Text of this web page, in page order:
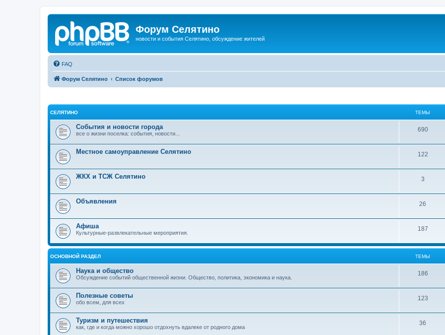
Форум Селятино
новости и события Селятино, обсуждение жителей
FAQ
Форум Селятино Список форумов
СЕЛЯТИНО ТЕМЫ
События и новости города
все о жизни поселка: события, новости...
690
Местное самоуправление Селятино 122
ЖКХ и ТСЖ Селятино 3
Объявления 26
Афиша
Культурные-развлекательные мероприятия.
187
ОСНОВНОЙ РАЗДЕЛ ТЕМЫ
Наука и общество
Обсуждение событий общественной жизни. Общество, политика, экономика и наука.
186
Полезные советы
обо всем, для всех
123
Туризм и путешествия
как, где и когда можно хорошо отдохнуть вдалеке от родного дома
36